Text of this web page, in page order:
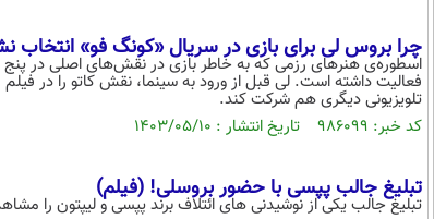
چرا بروس لی برای بازی در سریال «کونگ ‌فو»
اسطوره‌ی هنرهای رزمی که به خاطر بازی در نقش‌های اصلی در پنج
تلویزیونی دیگری هم شرکت کند.
کد خبر: ۹۸۶۰۹۹ تاریخ انتشار : ۱۴۰۳/۰۵/۱۰
تبلیغ جالب پپسی با حضور بروسلی! (فیلم)
تبلیغ جالب یکی از نوشیدنی های ائتلاف برند پپسی و لیپتون را